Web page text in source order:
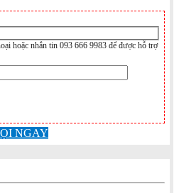
hoặc nhắn tin 093 666 9983 để được hỗ trợ
NGAY